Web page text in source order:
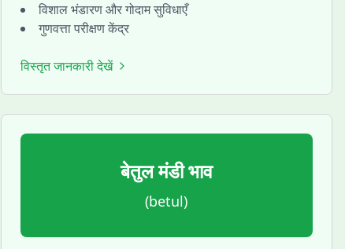
विशाल भंडारण और गोदाम सुविधाएँ
गुणवत्ता परीक्षण केंद्र
विस्तृत जानकारी देखें
बेतुलमंडी भाव
(betul)